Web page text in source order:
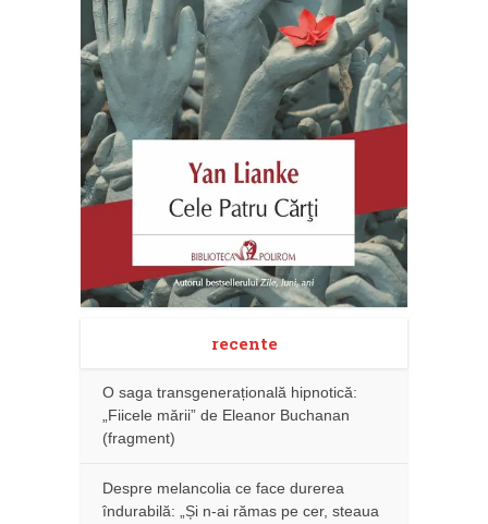
recente
O saga transgenerațională hipnotică:
„Fiicele mării” de Eleanor Buchanan
(fragment)
Despre melancolia ce face durerea
îndurabilă: „Și n-ai rămas pe cer, steaua